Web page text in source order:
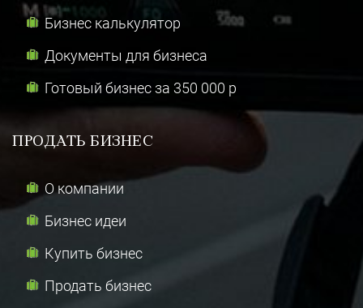
Бизнес калькулятор
Документы для бизнеса
Готовый бизнес за 350 000 р
ПРОДАТЬ БИЗНЕС
О компании
Бизнес идеи
Купить бизнес
Продать бизнес